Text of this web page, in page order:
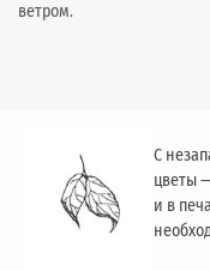
ветром.
С
цветы
и в